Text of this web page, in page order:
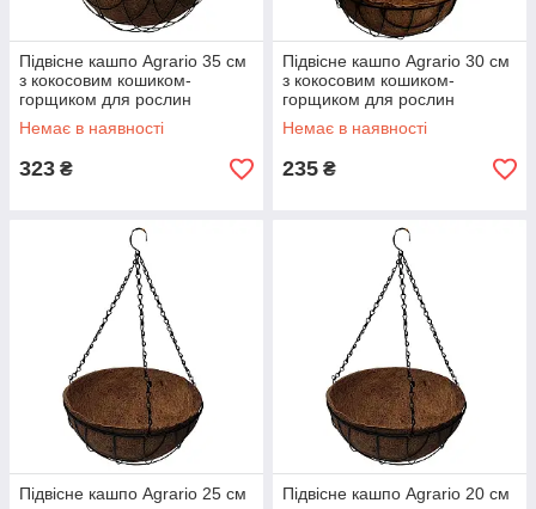
Підвісне кашпо Agrario 35 см
з кокосовим кошиком-
горщиком для рослин
(Аграріо 14)
Немає в наявності
323 ₴
Підвісне кашпо Agrario 30 см
з кокосовим кошиком-
горщиком для рослин
(Аграріо 12)
Немає в наявності
235 ₴
Підвісне кашпо Agrario 25 см
Підвісне кашпо Agrario 20 см